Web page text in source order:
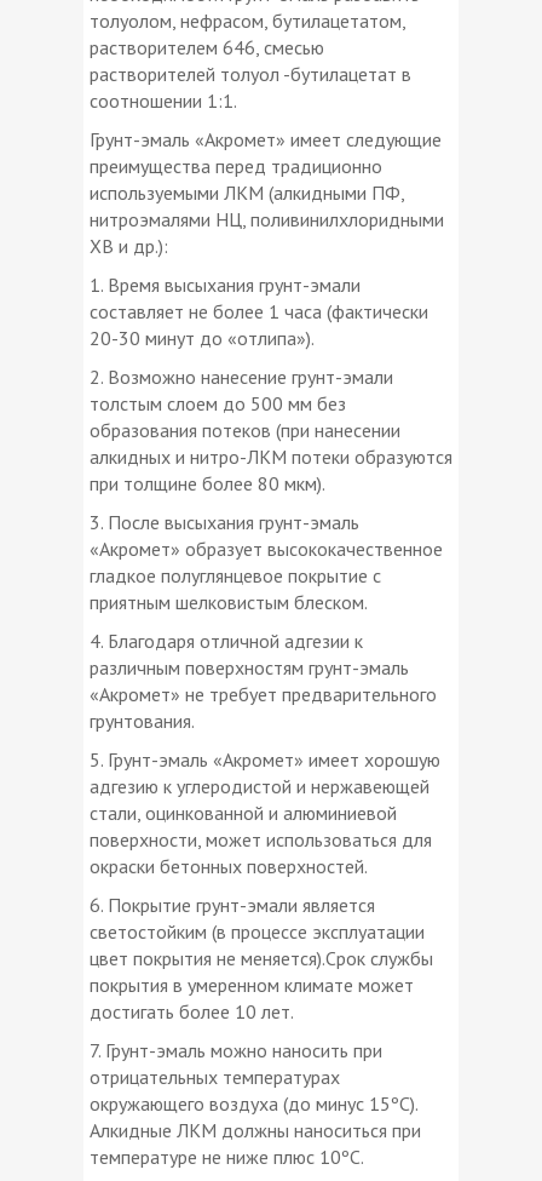
толуолом, нефрасом, бутилацетатом,
растворителем 646, смесью
растворителей толуол -бутилацетат в
соотношении 1:1.
Грунт-эмаль «Акромет» имеет следующие
преимущества перед традиционно
используемыми ЛКМ (алкидными ПФ,
нитроэмалями НЦ, поливинилхлоридными
ХВ и др.):
1. Время высыхания грунт-эмали
составляет не более 1 часа (фактически
20-30 минут до «отлипа»).
2. Возможно нанесение грунт-эмали
толстым слоем до 500 мм без
образования потеков (при нанесении
алкидных и нитро-ЛКМ потеки образуются
при толщине более 80 мкм).
3. После высыхания грунт-эмаль
«Акромет» образует высококачественное
гладкое полуглянцевое покрытие с
приятным шелковистым блеском.
4. Благодаря отличной адгезии к
различным поверхностям грунт-эмаль
«Акромет» не требует предварительного
грунтования.
5. Грунт-эмаль «Акромет» имеет хорошую
адгезию к углеродистой и нержавеющей
стали, оцинкованной и алюминиевой
поверхности, может использоваться для
окраски бетонных поверхностей.
6. Покрытие грунт-эмали является
светостойким (в процессе эксплуатации
цвет покрытия не меняется).Срок службы
покрытия в умеренном климате может
достигать более 10 лет.
7. Грунт-эмаль можно наносить при
отрицательных температурах
окружающего воздуха (до минус 15ºС).
Алкидные ЛКМ должны наноситься при
температуре не ниже плюс 10ºС.